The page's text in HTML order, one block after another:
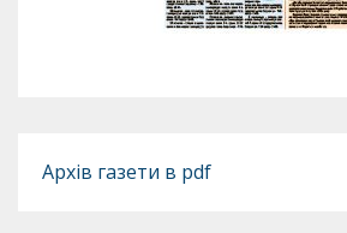
Архів газети в pdf